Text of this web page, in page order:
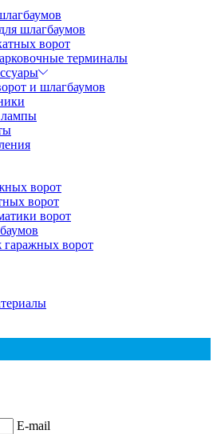
шлагбаумов
ворот
терминалы
и шлагбаумов
ворот
ворот
ворот
ворот
E-mail